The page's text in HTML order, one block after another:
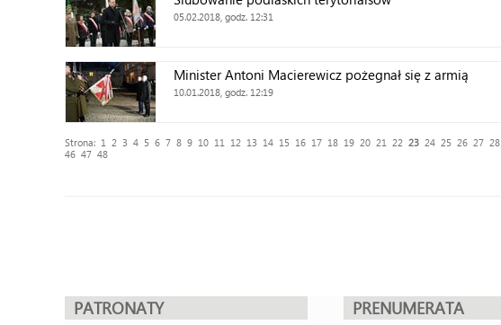
05.02.2018, godz. 12:31
Minister Antoni Macierewicz pożegnał się z armią
10.01.2018, godz. 12:19
Strona: 1 2 3 4 5 6 7 8 9 10 11 12 13 14 15 16 17 18 19 20 21 22 23 24 25 26 27 28
46 47 48
PATRONATY PRENUMERATA